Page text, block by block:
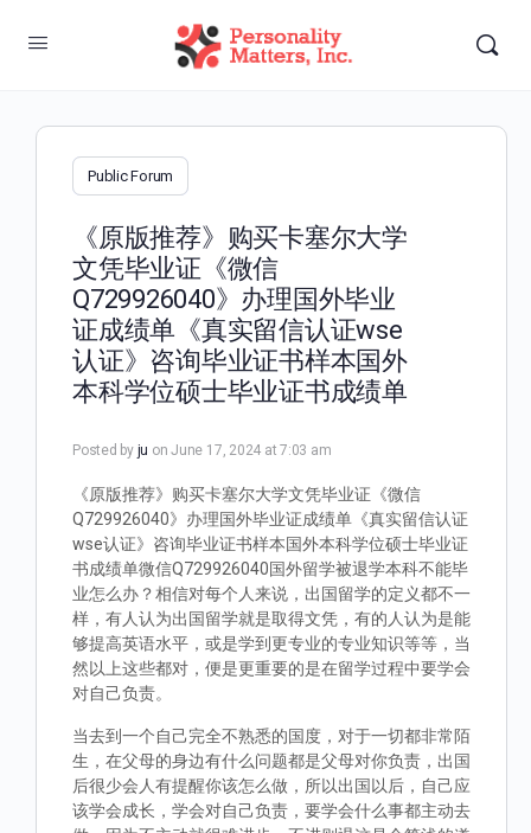
Public Forum
《原版推荐》购买卡塞尔大学
文凭毕业证《微信
Q729926040》办理国外毕业
证成绩单《真实留信认证wse
认证》咨询毕业证书样本国外
本科学位硕士毕业证书成绩单
Posted by ju on June 17, 2024 at 7:03 am
《原版推荐》购买卡塞尔大学文凭毕业证《微信
Q729926040》办理国外毕业证成绩单《真实留信认证
wse认证》咨询毕业证书样本国外本科学位硕士毕业证
书成绩单微信Q729926040国外留学被退学本科不能毕
业怎么办？相信对每个人来说，出国留学的定义都不一
样，有人认为出国留学就是取得文凭，有的人认为是能
够提高英语水平，或是学到更专业的专业知识等等，当
然以上这些都对，便是更重要的是在留学过程中要学会
对自己负责。
当去到一个自己完全不熟悉的国度，对于一切都非常陌
生，在父母的身边有什么问题都是父母对你负责，出国
后很少会人有提醒你该怎么做，所以出国以后，自己应
该学会成长，学会对自己负责，要学会什么事都主动去